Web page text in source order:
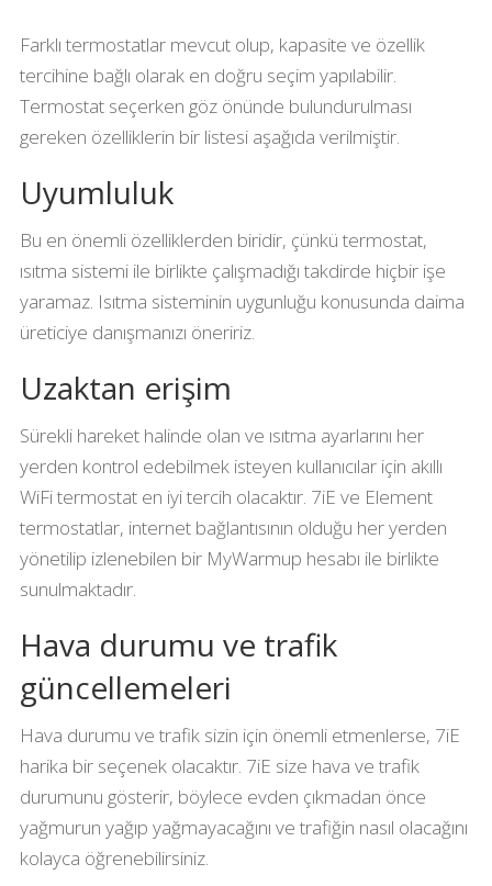
Farklı termostatlar mevcut olup, kapasite ve özellik
tercihine bağlı olarak en doğru seçim yapılabilir.
Termostat seçerken göz önünde bulundurulması
gereken özelliklerin bir listesi aşağıda verilmiştir.
Uyumluluk
Bu en önemli özelliklerden biridir, çünkü termostat,
ısıtma sistemi ile birlikte çalışmadığı takdirde hiçbir işe
yaramaz. Isıtma sisteminin uygunluğu konusunda daima
üreticiye danışmanızı öneririz.
Uzaktan erişim
Sürekli hareket halinde olan ve ısıtma ayarlarını her
yerden kontrol edebilmek isteyen kullanıcılar için akıllı
WiFi termostat en iyi tercih olacaktır. 7iE ve Element
termostatlar, internet bağlantısının olduğu her yerden
yönetilip izlenebilen bir MyWarmup hesabı ile birlikte
sunulmaktadır.
Hava durumu ve trafik
güncellemeleri
Hava durumu ve trafik sizin için önemli etmenlerse, 7iE
harika bir seçenek olacaktır. 7iE size hava ve trafik
durumunu gösterir, böylece evden çıkmadan önce
yağmurun yağıp yağmayacağını ve trafiğin nasıl olacağını
kolayca öğrenebilirsiniz.